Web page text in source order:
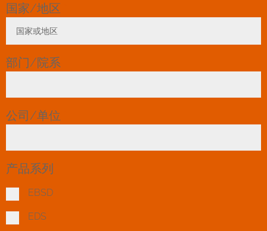
国家/地区
国家或地区
部门/院系
公司/单位
产品系列
EBSD
EDS